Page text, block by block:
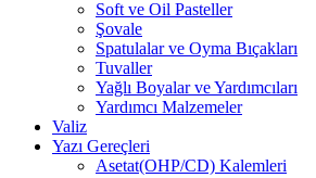
Soft ve Oil Pasteller
Şovale
Spatulalar ve Oyma Bıçakları
Tuvaller
Yağlı Boyalar ve Yardımcıları
Yardımcı Malzemeler
Valiz
Yazı Gereçleri
Asetat(OHP/CD) Kalemleri